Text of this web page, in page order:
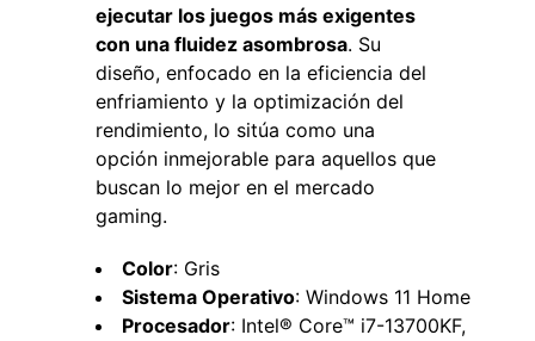
ejecutar los juegos más exigentes
con una fluidez asombrosa. Su
diseño, enfocado en la eficiencia del
enfriamiento y la optimización del
rendimiento, lo sitúa como una
opción inmejorable para aquellos que
buscan lo mejor en el mercado
gaming.
Color: Gris
Sistema Operativo: Windows 11 Home
Procesador: Intel® Core™ i7-13700KF,